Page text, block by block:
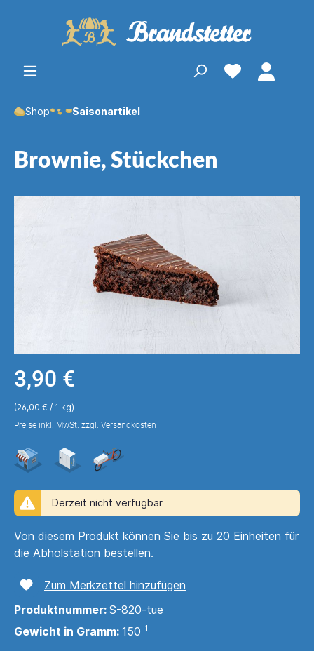
Shop Saisonartikel
Brownie, Stückchen
3,90 €
(26,00 € / 1 kg)
Preise inkl. MwSt. zzgl. Versandkosten
Derzeit nicht verfügbar
Von diesem Produkt können Sie bis zu 20 Einheiten für
die Abholstation bestellen.
Zum Merkzettel hinzufügen
Produktnummer: S-820-tue
Gewicht in Gramm: 150 1